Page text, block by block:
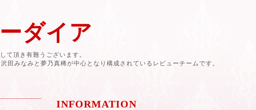
ダイア
て頂き有難うございます。
田みなみと夢乃真稀が中心となり構成されているレビューチームです。
INFORMATION